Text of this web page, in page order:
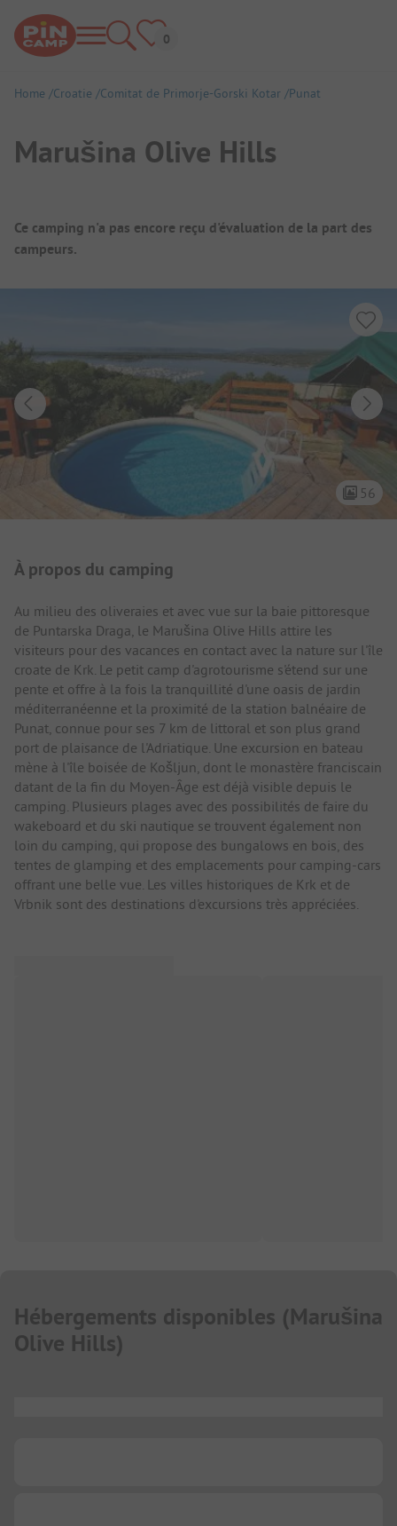
Home Croatie Comitat de Primorje-Gorski Kotar Punat
Marušina Olive Hills
Aperçu du camping
Ce camping n'a pas encore reçu d'évaluation de la part des
campeurs.
56
Présentation du camping
À propos du camping
Au milieu des oliveraies et avec vue sur la baie pittoresque
de Puntarska Draga, le Marušina Olive Hills attire les
visiteurs pour des vacances en contact avec la nature sur l'île
croate de Krk. Le petit camp d'agrotourisme s'étend sur une
pente et offre à la fois la tranquillité d'une oasis de jardin
méditerranéenne et la proximité de la station balnéaire de
Punat, connue pour ses 7 km de littoral et son plus grand
port de plaisance de l'Adriatique. Une excursion en bateau
mène à l'île boisée de Košljun, dont le monastère franciscain
datant de la fin du Moyen-Âge est déjà visible depuis le
camping. Plusieurs plages avec des possibilités de faire du
wakeboard et du ski nautique se trouvent également non
loin du camping, qui propose des bungalows en bois, des
tentes de glamping et des emplacements pour camping-cars
offrant une belle vue. Les villes historiques de Krk et de
Vrbnik sont des destinations d'excursions très appréciées.
Hébergements disponibles (Marušina
Olive Hills)